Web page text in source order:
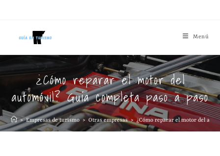
Menú
¿Cómo reparar el motor del
automóvil? Guía completa paso a paso
> Empresas de turismo > Otras empresas > ¿Cómo reparar el motor del